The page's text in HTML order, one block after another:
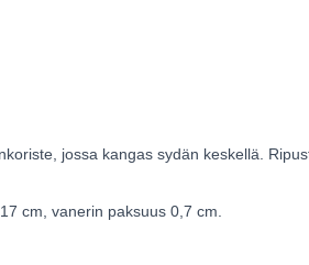
jossa kangas sydän keskellä.
cm, vanerin paksuus 0,7 cm.